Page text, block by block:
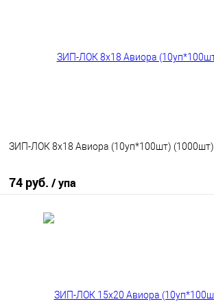
ЗИП-ЛОК 8х18 Авиора (10уп*100шт) (1000шт)
74 руб. / упа